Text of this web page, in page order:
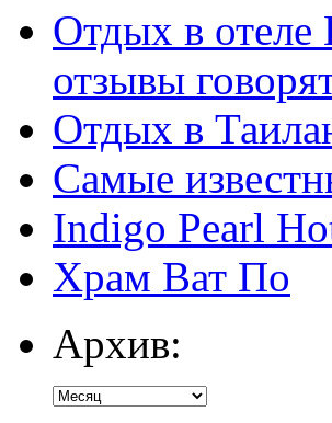
Отдых в
отзывы
Отдых в
Самые
Indigo Pearl
Храм Ват По
Архив: